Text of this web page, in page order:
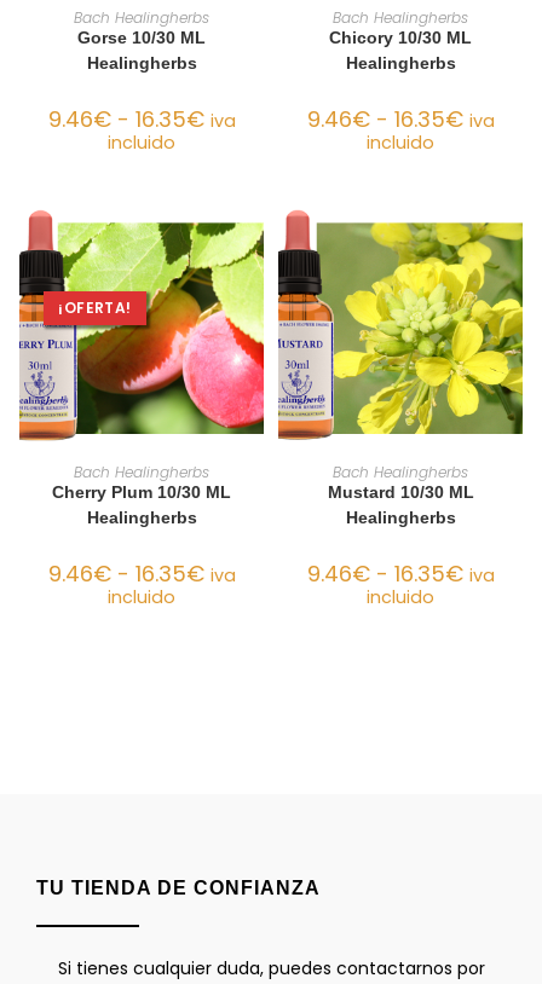
SELECCIONAR OPCIONES
Bach Healingherbs
Gorse 10/30 ML
Healingherbs
9.46€ - 16.35€ iva
incluido
SELECCIONAR OPCIONES
Bach Healingherbs
Chicory 10/30 ML
Healingherbs
9.46€ - 16.35€ iva
incluido
¡OFERTA!
SELECCIONAR OPCIONES
Bach Healingherbs
Cherry Plum 10/30 ML
Healingherbs
9.46€ - 16.35€ iva
incluido
SELECCIONAR OPCIONES
Bach Healingherbs
Mustard 10/30 ML
Healingherbs
9.46€ - 16.35€ iva
incluido
TU TIENDA DE CONFIANZA
Si tienes cualquier duda, puedes contactarnos por